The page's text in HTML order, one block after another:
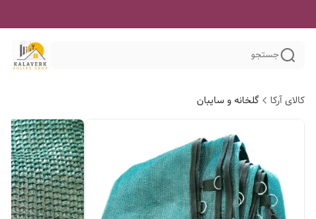
جستجو
کالای آرکا گلخانه و سایبان